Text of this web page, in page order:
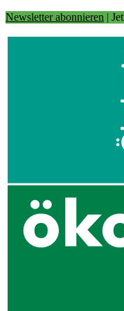
Newsletter abonnieren |